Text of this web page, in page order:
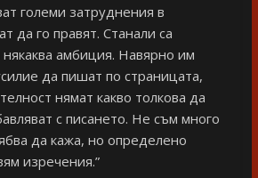
големи затруднения в
да го правят. Станали са
амбиция. Навярно им
да пишат по страницата,
нямат какво толкова да
с писането. Не съм много
да кажа, но определено
изречения.”